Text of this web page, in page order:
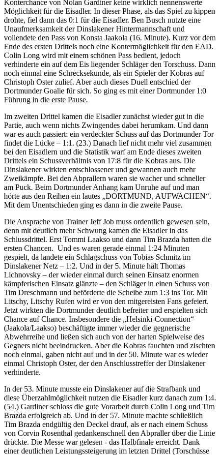
Konterchance von Nolan Gardiner keine wirklich nennenswerte
Möglichkeit für die Eisadler. In dieser Phase, als das Spiel zu kippen
drohte, fiel dann das 0:1 für die Eisadler. Ben Busch nutzte eine
Unaufmerksamkeit der Dinslakener Hintermannschaft und
vollendete den Pass von Konsta Jaakola (16. Minute). Kurz vor dem
Ende des ersten Drittels noch eine Kontermöglichkeit für den EAD.
Colin Long wird mit einem schönen Pass bedient, jedoch
verhinderte ein auf dem Eis liegender Schläger den Torschuss. Dann
noch einmal eine Schrecksekunde, als ein Spieler der Kobras auf
Christoph Oster zulief. Aber auch dieses Duell entschied der
Dortmunder Goalie für sich. So ging es mit einer Dortmunder 1:0
Führung in die erste Pause.
Im zweiten Drittel kamen die Eisadler zunächst wieder gut in die
Partie, auch wenn nichts Zwingendes dabei herumkam. Und dann
war es auch passiert: ein verdeckter Schuss auf das Dortmunder Tor
findet die Lücke – 1:1. (23.) Danach lief nicht mehr viel zusammen
bei den Eisadlern und die Statistik warf am Ende dieses zweiten
Drittels ein Schussverhältnis von 17:8 für die Kobras aus. Die
Dinslakener wirkten entschlossener und gewannen auch mehr
Zweikämpfe. Bei den Abprallern waren sie wacher und schneller
am Puck. Beim Dortmunder Anhang kam Unruhe auf und man
hörte aus den Reihen ein lautes „DORTMUND, AUFWACHEN“.
Mit dem Unentschieden ging es dann in die zweite Pause.
Die Ansprache von Trainer Jeff Job muss ordentlich gewesen sein,
denn mit deutlich mehr Schwung kamen die Eisadler in das
Schlussdrittel. Erst Tommi Laakso und dann Tim Brazda hatten die
ersten Chancen. Und es waren gerade einmal 1:24 Minuten
gespielt, da landete ein Schlagschuss von Tobias Schmitz im
Dinslakener Netz – 1:2. Und in der 5. Minute hält Thomas
Lichnovsky – der wieder einmal durch seinen Einsatz enormen
kämpferischen Einsatz glänzte – den Schläger in einen Schuss von
Tim Dreschmann und beförderte die Scheibe zum 1:3 ins Tor. Mit
Litschy, Litschy Rufen wird er von den mitgereisten Fans gefeiert.
Jetzt wirkten die Dortmunder deutlich befreiter und erspielten sich
Chance auf Chance. Insbesondere die „Helsinki-Connection“
(Jaakola/Laakso) beschäftigte immer wieder die gegnerische
Abwehrreihe und ließen sich auch von der harten Spielweise des
Gegners nicht beeindrucken. Aber die Kobras fauchten und zischten
noch einmal, gaben nicht auf und in der 50. Minute war es wieder
einmal Christoph Oster, der den Anschlusstreffer der Dinslakener
verhinderte.
In der 53. Minute musste ein Dinslakener auf die Strafbank und
diese Überzahlmöglichkeit nutzen die Eisadler kurz danach zum 1:4.
(54.) Gardiner schloss die gute Vorarbeit durch Colin Long und Tim
Brazda erfolgreich ab. Und in der 57. Minute machte schließlich
Tim Brazda endgültig den Deckel drauf, als er nach einem Schuss
von Corvin Rosenthal gedankenschnell den Abpraller über die Linie
drückte. Die Messe war gelesen - das Halbfinale erreicht. Dank
einer deutlichen Leistungssteigerung im letzten Drittel (Torschüsse